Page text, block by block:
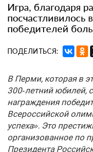
Игра, благодаря
посчастливилось
победителей
ПОДЕЛИТЬСЯ:
В Перми, которая в
300‑летний юбилей,
награждения
Всероссийской
успеха». Это
организованное по
Президента